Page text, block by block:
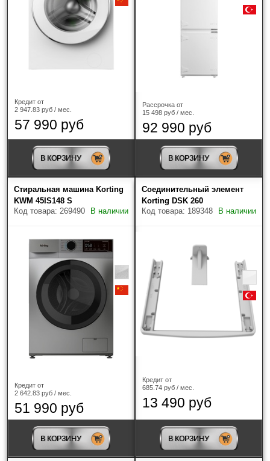
Кредит от
2 947.83 руб / мес.
57 990 руб
В КОРЗИНУ
Рассрочка от
15 498 руб / мес.
92 990 руб
В КОРЗИНУ
Стиральная машина Korting
KWM 45IS148 S
Код товара: 269490
В наличии
Кредит от
2 642.83 руб / мес.
51 990 руб
В КОРЗИНУ
Соединительный элемент
Korting DSK 260
Код товара: 189348
В наличии
Кредит от
685.74 руб / мес.
13 490 руб
В КОРЗИНУ